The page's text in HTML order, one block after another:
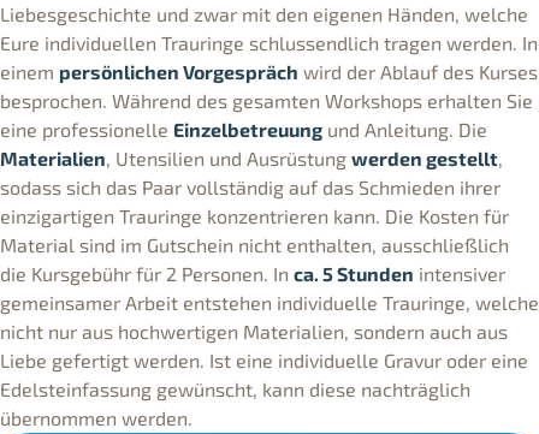
Liebesgeschichte und zwar mit den eigenen Händen, welche
Eure individuellen Trauringe schlussendlich tragen werden. In
einem persönlichen Vorgespräch wird der Ablauf des Kurses
besprochen. Während des gesamten Workshops erhalten Sie
eine professionelle Einzelbetreuung und Anleitung. Die
Materialien, Utensilien und Ausrüstung werden gestellt,
sodass sich das Paar vollständig auf das Schmieden ihrer
einzigartigen Trauringe konzentrieren kann. Die Kosten für
Material sind im Gutschein nicht enthalten, ausschließlich
die Kursgebühr für 2 Personen. In ca. 5 Stunden intensiver
gemeinsamer Arbeit entstehen individuelle Trauringe, welche
nicht nur aus hochwertigen Materialien, sondern auch aus
Liebe gefertigt werden. Ist eine individuelle Gravur oder eine
Edelsteinfassung gewünscht, kann diese nachträglich
übernommen werden.